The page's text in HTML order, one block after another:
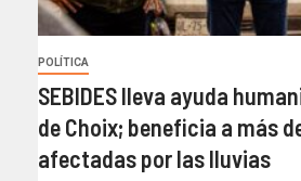
POLÍTICA
SEBIDES lleva ayuda
de Choix; beneficia a más
afectadas por las lluvias